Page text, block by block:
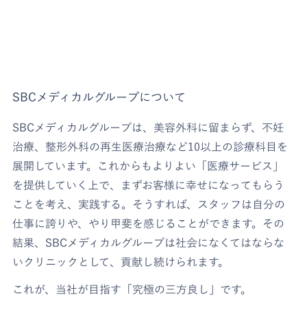
SBCメディカルグループについて
SBCメディカルグループは、美容外科に留まらず、不妊
治療、整形外科の再生医療治療など10以上の診療科目を
展開しています。これからもよりよい「医療サービス」
を提供していく上で、まずお客様に幸せになってもらう
ことを考え、実践する。そうすれば、スタッフは自分の
仕事に誇りや、やり甲斐を感じることができます。その
結果、SBCメディカルグループは社会になくてはならな
いクリニックとして、貢献し続けられます。
これが、当社が目指す「究極の三方良し」です。